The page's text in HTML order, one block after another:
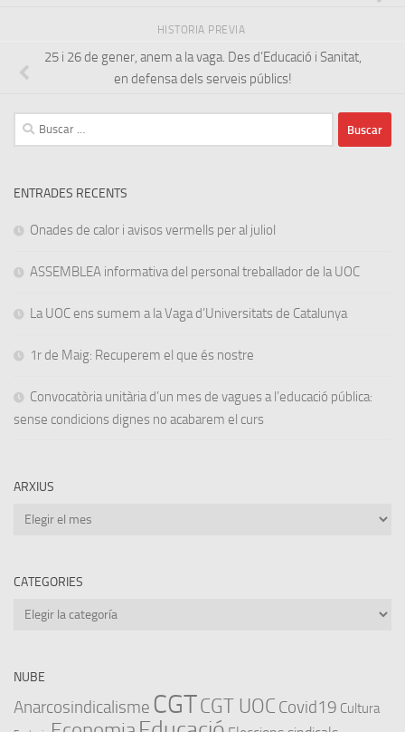
HISTORIA PREVIA
25 i 26 de gener, anem a la vaga. Des d’Educació i Sanitat,
en defensa dels serveis públics!
Buscar:
ENTRADES RECENTS
Onades de calor i avisos vermells per al juliol
ASSEMBLEA informativa del personal treballador de la UOC
La UOC ens sumem a la Vaga d’Universitats de Catalunya
1r de Maig: Recuperem el que és nostre
Convocatòria unitària d’un mes de vagues a l’educació pública:
sense condicions dignes no acabarem el curs
ARXIUS
Arxius
CATEGORIES
Categories
NUBE
Anarcosindicalisme CGTCGT UOC Covid19 Cultura